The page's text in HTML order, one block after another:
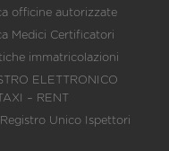
officine autorizzate
Medici Certificatori
immatricolazioni
ELETTRONICO
– RENT
Unico Ispettori